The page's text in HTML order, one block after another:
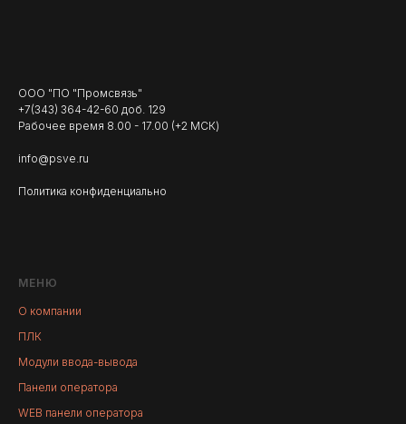
ООО "ПО "Промсвязь"
+7(343) 364-42-60 доб. 129
Рабочее время 8.00 - 17.00 (+2 МСК)
info@psve.ru
Политика конфиденциально
МЕНЮ
О компании
ПЛК
Модули ввода-вывода
Панели оператора
WEB панели оператора